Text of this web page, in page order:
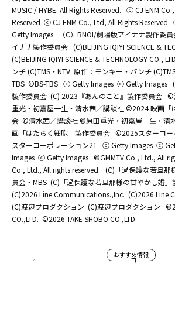
MUSIC / HYBE. All Rights Reserved. ⓒ CJ ENM
Reserved ⓒ CJ ENM Co., Ltd, All Rights Reserved
Getty Images
（C）BNOI/劇場版アイナナ製作委
イナナ製作委員会 (C)BEIJING IQIYI SCIENCE &
(C)BEIJING IQIYI SCIENCE & TECHNOLOGY CO.,
ンチ (C)TMS・NTV 原作：モンキー・パンチ
TBS ©BS-TBS ⓒ Getty Images ⓒ Getty Images
製作委員会 (C) 2023『あんのこと』製作委員会 ©
重光・初嘉屋一生・清水茜／講談社 ©2024 映画「
会 ©清水茜／講談社 ©原田重光・初嘉屋一生・清
画「はたらく細胞」製作委員会 ©2025スターコー
スターコーポレーション21
ⓒ Getty Images ⓒ
Images ⓒ Getty Images ©GMMTV Co., Ltd., All
Co., Ltd., All rights reserved. (C)「過保護な若旦那
員会・MBS (C)「過保護な若旦那様の甘やかし婚」
(C)2026 Line Communications.,Inc. (C)2026 Line
(C)渡辺プロダクション (C)渡辺プロダクション
CO.,LTD. ©2026 TAKE SHOBO CO.,LTD.
おすすめ情報